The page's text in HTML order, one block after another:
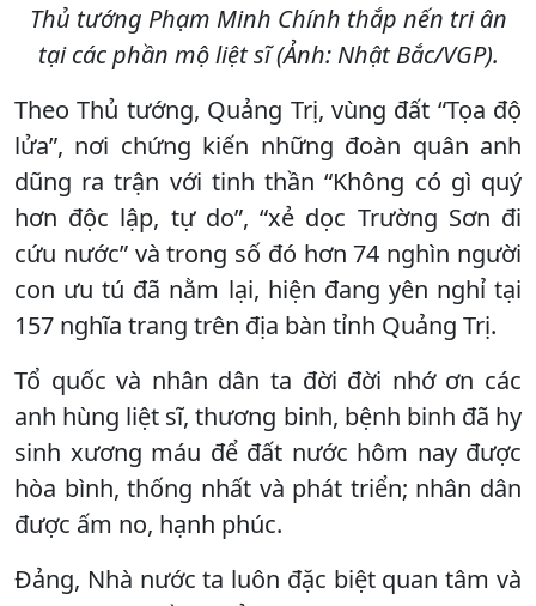
Thủ tướng Phạm Minh Chính thắp nến tri ân
tại các phần mộ liệt sĩ (Ảnh: Nhật Bắc/VGP).
Theo Thủ tướng, Quảng Trị, vùng đất “Tọa độ
lửa”, nơi chứng kiến những đoàn quân anh
dũng ra trận với tinh thần “Không có gì quý
hơn độc lập, tự do”, “xẻ dọc Trường Sơn đi
cứu nước” và trong số đó hơn 74 nghìn người
con ưu tú đã nằm lại, hiện đang yên nghỉ tại
157 nghĩa trang trên địa bàn tỉnh Quảng Trị.
Tổ quốc và nhân dân ta đời đời nhớ ơn các
anh hùng liệt sĩ, thương binh, bệnh binh đã hy
sinh xương máu để đất nước hôm nay được
hòa bình, thống nhất và phát triển; nhân dân
được ấm no, hạnh phúc.
Đảng, Nhà nước ta luôn đặc biệt quan tâm và